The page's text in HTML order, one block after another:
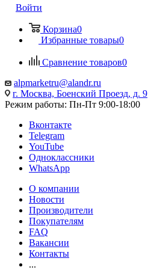
Войти
Корзина0
Избранные товары0
Сравнение товаров0
alpmarketru@alandr.ru
г. Москва, Боенский Проезд, д. 9
Режим работы: Пн-Пт 9:00-18:00
Вконтакте
Telegram
YouTube
Одноклассники
WhatsApp
О компании
Новости
Производители
Покупателям
FAQ
Вакансии
Контакты
...